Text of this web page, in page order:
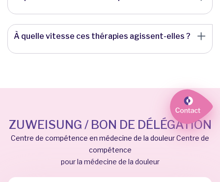
À quelle vitesse ces thérapies agissent-elles ?
ZUWEISUNG / BON DE DÉLÉGATION
Centre de compétence en médecine de la douleur Centre de
compétence
pour la médecine de la douleur